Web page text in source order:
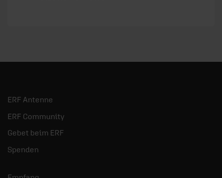
ERF Antenne
ERF Community
Gebet beim ERF
Spenden